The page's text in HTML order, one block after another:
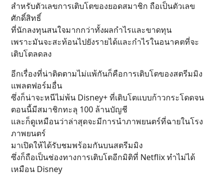
สำหรับตัวเลขการเติบโตของยอดสมาชิก ถือเป็นตัวเลข
ศักดิ์สิทธิ์
ที่นักลงทุนสนใจมากกว่าทั้งผลกำไรและขาดทุน
เพราะมันจะสะท้อนไปยังรายได้และกำไรในอนาคตที่จะ
เติบโตลดลง
อีกเรื่องที่น่าติดตามไม่แพ้กันก็คือการเติบโตของสตรีมมิง
แพลตฟอร์มอื่น
ซึ่งก็น่าจะหนีไม่พ้น Disney+ ที่เติบโตแบบก้าวกระโดดจน
ตอนนี้มีสมาชิกทะลุ 100 ล้านบัญชี
และก็ดูเหมือนว่าล่าสุดจะมีการนำภาพยนตร์ที่ฉายในโรง
ภาพยนตร์
มาเปิดให้ได้รับชมพร้อมกันบนสตรีมมิง
ซึ่งก็ถือเป็นช่องทางการเติบโตอีกมิติที่ Netflix ทำไม่ได้
เหมือน Disney